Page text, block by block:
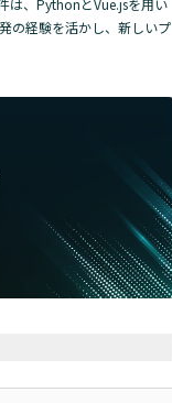
は、PythonとVue.jsを用い
の経験を活かし、新しいプ